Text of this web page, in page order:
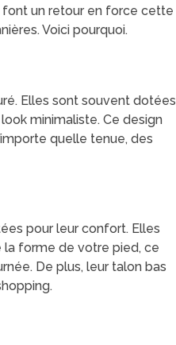
font un retour en force cette
Voici pourquoi.
Elles sont souvent dotées
minimaliste. Ce design
quelle tenue, des
pour leur confort. Elles
la forme de votre pied, ce
De plus, leur talon bas